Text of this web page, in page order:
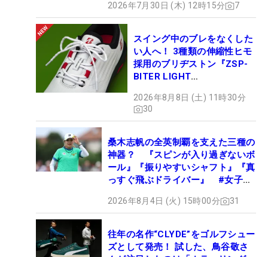
2026年7月30日 (木) 12時15分 7
スイング中のブレをなくした
い人へ！ 3種類の伸縮性ヒモ
採用のブリヂストン『ZSP-
BITER LIGHT
ュー
2026年8月8日 (土) 11時30分
30
桑木志帆の全英制覇を支えた三種の
神器？ 『スピンが入り過ぎないボ
ール』『振りやすいシャフト』『真
っすぐ飛ぶドライバー』 #女子プ
2026年8月4日 (火) 15時00分 31
往年の名作“CLYDE”をゴルフシュー
ズとして発売！ 試した、鳥谷敬さ